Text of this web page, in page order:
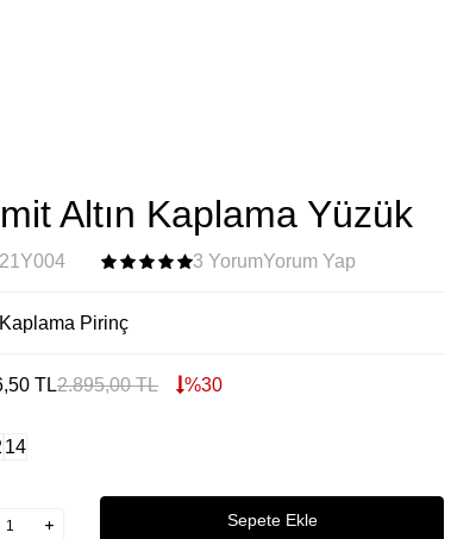
Altın Kaplama Yüzük
3 YorumYorum Yap
Pirinç
TL2.895,00TL %30
14
Sepete Ekle